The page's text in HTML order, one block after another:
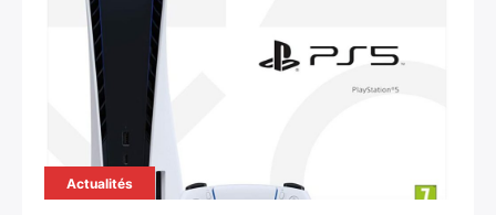
Actualités